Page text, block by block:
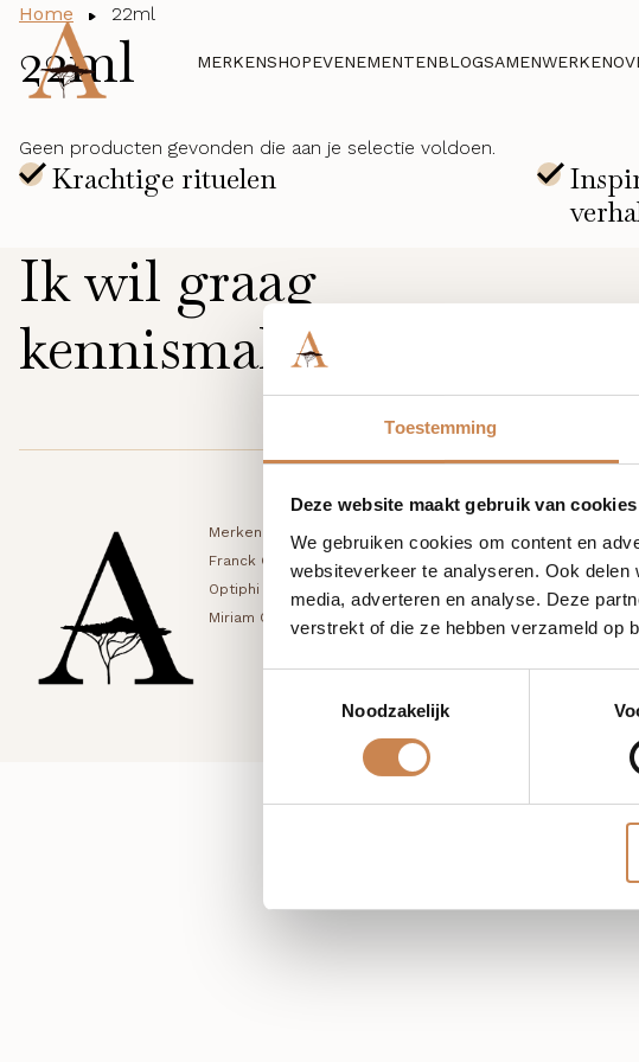
Toestemming
Deze website maakt gebruik van cookies
We gebruiken cookies om content en
websiteverkeer te analyseren. Ook
media, adverteren en analyse. Deze
verstrekt of die ze hebben verzameld op
Noodzakelijk
MERKENSHOPEVENEMENTENBLOGSAMENWERKEN
Home 22ml
22ml
Geen producten gevonden die aan je selectie voldoen.
Ik wil graag
kennismaken
Merken
Franck Global
Optiphi
Miriam Quevedo
Blog
Shop
Samenwerken
Contact
Mijn account
Winkelwagen
Bestellingen
Accountgegevens